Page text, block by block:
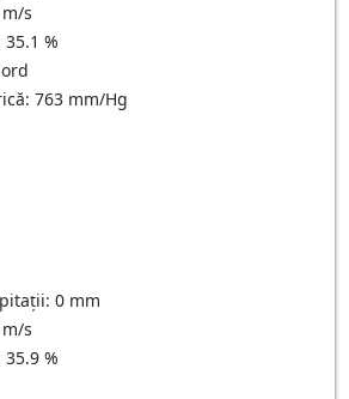
m/s
35.1 %
763 mm/Hg
0 mm
m/s
35.9 %